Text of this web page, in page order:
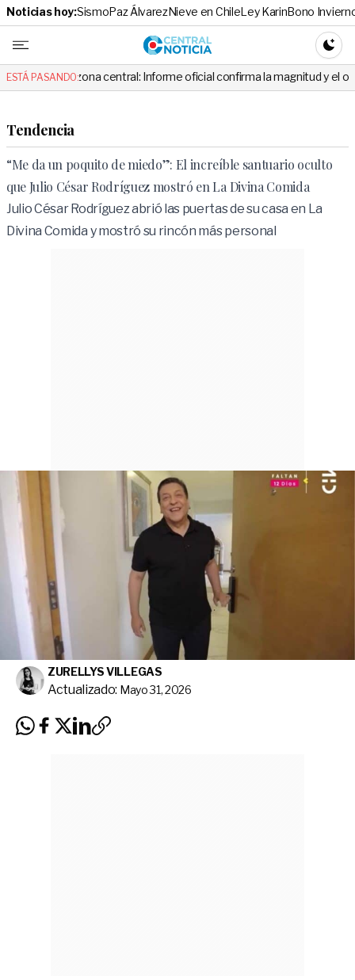
Noticias hoy:SismoPaz ÁlvarezNieve en ChileLey KarinBono
Central
ESTÁ PASANDO:
central: Informe oficial confirma la magnitud y el origen del temblor
Tendencia
“Me da un poquito de miedo”: El increíble santuario oculto
que Julio César Rodríguez mostró en La Divina Comida
Julio César Rodríguez abrió las puertas de su casa en La
Divina Comida y mostró su rincón más personal
ZURELLYS VILLEGAS
Actualizado: Mayo 31, 2026